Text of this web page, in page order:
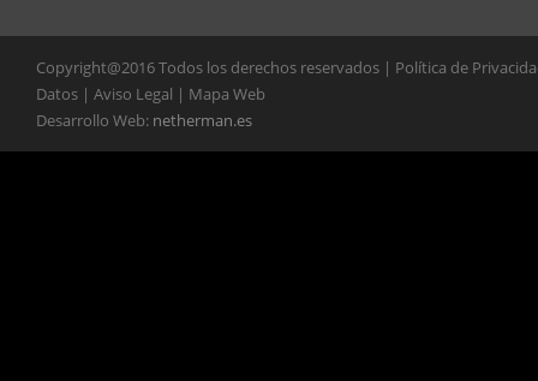
Copyright@2016 Todos los derechos reservados | Política de
Datos | Aviso Legal | Mapa Web
Desarrollo Web: netherman.es